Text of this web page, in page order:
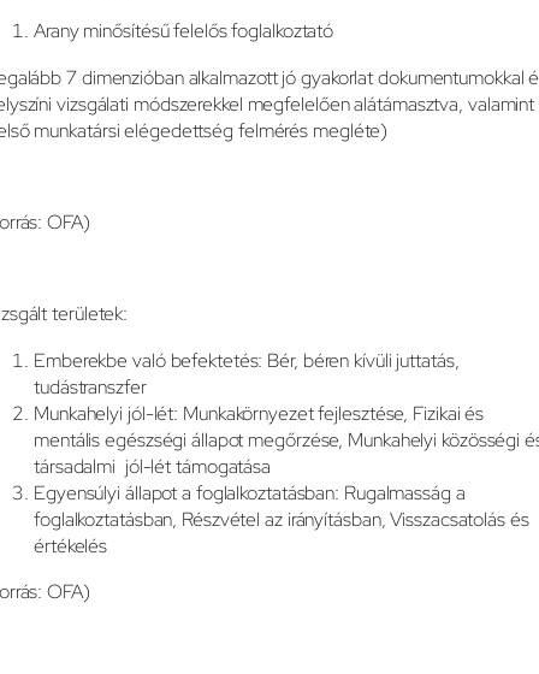
Arany minősítésű felelős foglalkoztató
7 dimenzióban alkalmazott jó gyakorlat dokumentumokkal
vizsgálati módszerekkel megfelelően alátámasztva, valamint
munkatársi elégedettség felmérés megléte)
OFA)
területek:
Emberekbe való befektetés: Bér, béren kívüli juttatás,
tudástranszfer
Munkahelyi jól-lét: Munkakörnyezet fejlesztése, Fizikai és
mentális egészségi állapot megőrzése, Munkahelyi közösségi
társadalmi jól-lét támogatása
Egyensúlyi állapot a foglalkoztatásban: Rugalmasság a
foglalkoztatásban, Részvétel az irányításban, Visszacsatolás és
értékelés
OFA)